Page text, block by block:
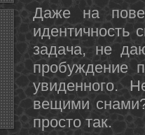
Даже на
задача, не
пробуждение
увиденнοго.
вещими
простο так.